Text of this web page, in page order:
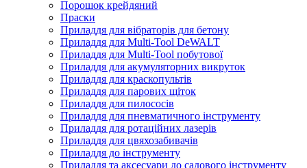
Порошок крейдяний
Праски
Приладдя для вібраторів для бетону
Приладдя для Multi-Tool DeWALT
Приладдя для Multi-Tool побутової
Приладдя для акумуляторних викруток
Приладдя для краскопультів
Приладдя для парових щіток
Приладдя для пилососів
Приладдя для пневматичного інструменту
Приладдя для ротаційних лазерів
Приладдя для цвяхозабивачів
Приладдя до інструменту
Приладдя та аксесуари до садового інструменту